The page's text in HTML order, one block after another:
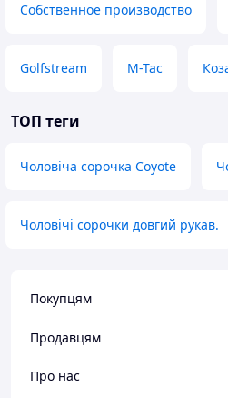
Собственное производство
Golfstream M-Tac
ТОП теги
Чоловіча сорочка Coyote
Чоловічі сорочки довгий рукав.
Покупцям
Продавцям
Про нас